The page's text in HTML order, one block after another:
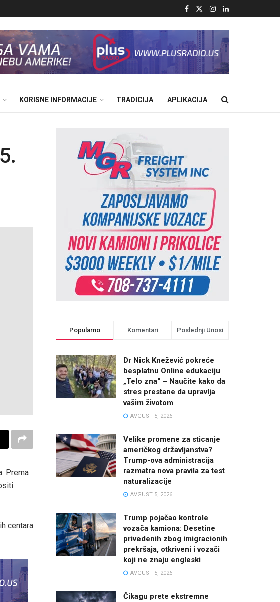
KORISNE INFORMACIJE TRADICIJA APLIKACIJA
Prema
centara
Popularno Komentari Poslednji Unosi
Dr Nick Knežević pokreće
besplatnu Online edukaciju
„Telo zna“ – Naučite kako da
stres prestane da upravlja
vašim životom
AVGUST 5, 2026
Velike promene za sticanje
američkog državljanstva?
Trump-ova administracija
razmatra nova pravila za test
naturalizacije
AVGUST 5, 2026
Trump pojačao kontrole
vozača kamiona: Desetine
privedenih zbog imigracionih
prekršaja, otkriveni i vozači
koji ne znaju engleski
AVGUST 5, 2026
Čikagu prete ekstremne